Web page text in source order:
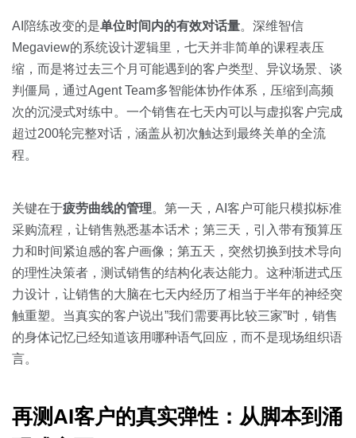
AI陪练改变的是单位时间内的有效对话量。深维智信
Megaview的系统设计逻辑里，七天并非简单的课程表压
缩，而是将过去三个月可能遇到的客户类型、异议场景、谈
判僵局，通过Agent Team多智能体协作体系，压缩到高频
次的沉浸式对练中。一个销售在七天内可以与虚拟客户完成
超过200轮完整对话，涵盖从初次触达到最终关单的全流
程。
关键在于疲劳曲线的管理。第一天，AI客户可能只模拟标准
采购流程，让销售熟悉基本话术；第三天，引入带有预算压
力和时间紧迫感的客户画像；第五天，突然切换到技术导向
的理性决策者，测试销售的结构化表达能力。这种渐进式压
力设计，让销售的大脑在七天内经历了相当于半年的神经突
触重塑。当真实的客户说出”我们需要再比较三家”时，销售
的身体记忆已经知道该用哪种语气回应，而不是现场组织语
言。
再测AI客户的真实弹性：从脚本到涌